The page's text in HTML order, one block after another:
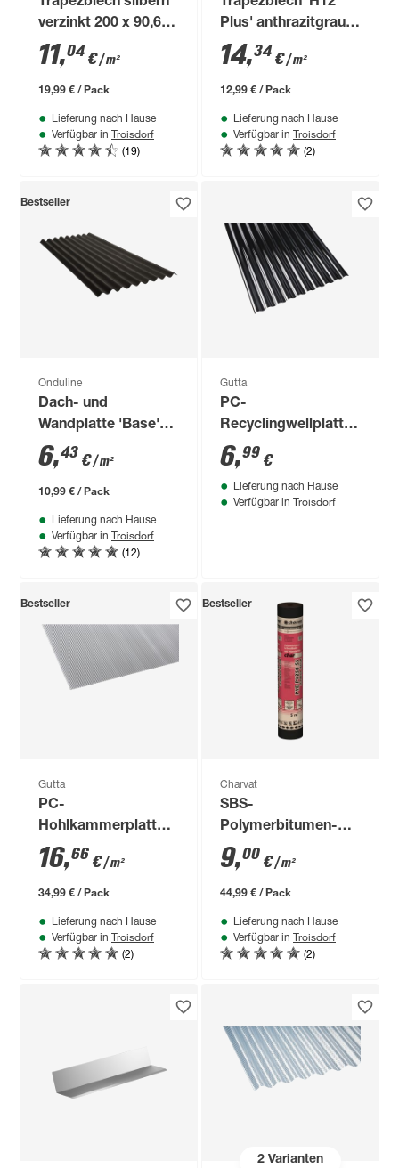
verzinkt 200 x 90,6 x
0,035 cm
11,04€/ m²
19,99 € / Pack
Lieferung nach Hause
Verfügbar in Troisdorf
(19)
Plus' anthrazitgrau
100 x 90,6 x 0,04 cm
14,34€/ m²
12,99 € / Pack
Lieferung nach Hause
Verfügbar in Troisdorf
(2)
Bestseller
Onduline
Dach- und
Wandplatte 'Base'
schwarz 200 x 85,5 x
0,26 cm
6,43 €/ m²
10,99 € / Pack
Lieferung nach Hause
Verfügbar in Troisdorf
(12)
Gutta
PC-
Recyclingwellplatte
'Sinus 76/18'
schwarz 120 x 80 x
0,07 cm
6,99 €
Lieferung nach Hause
Verfügbar in Troisdorf
Bestseller
Gutta
PC-
Hohlkammerplatte
transparent 200 x
105 x 0,45 cm
16,66 €/ m²
34,99 € / Pack
Lieferung nach Hause
Verfügbar in Troisdorf
(2)
Bestseller
Charvat
SBS-
Polymerbitumen-
Schweißbahn
'charBIT PYE PV200
S5' beschiefert 100 x
9,00 €/ m²
44,99 € / Pack
Lieferung nach Hause
Verfügbar in Troisdorf
(2)
2Varianten